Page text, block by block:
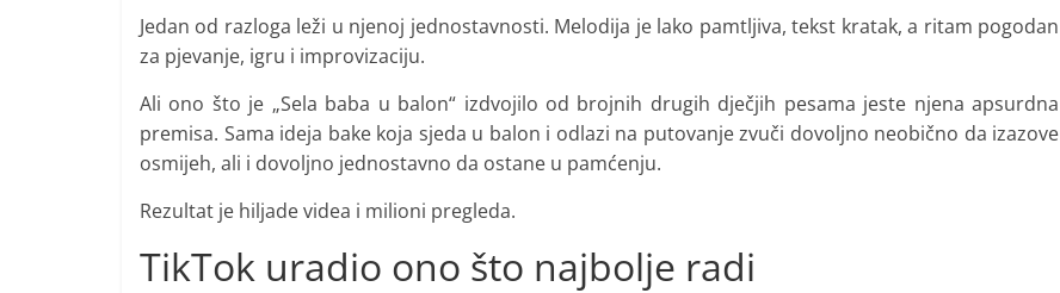
Jedan od razloga leži u njenoj jednostavnosti. Melodija je lako pamtljiva, tekst kratak, a ritam pogodan
za pjevanje, igru i improvizaciju.
Ali ono što je „Sela baba u balon“ izdvojilo od brojnih drugih dječjih pesama jeste njena apsurdna
premisa. Sama ideja bake koja sjeda u balon i odlazi na putovanje zvuči dovoljno neobično da izazove
osmijeh, ali i dovoljno jednostavno da ostane u pamćenju.
Rezultat je hiljade videa i milioni pregleda.
TikTok uradio ono što najbolje radi